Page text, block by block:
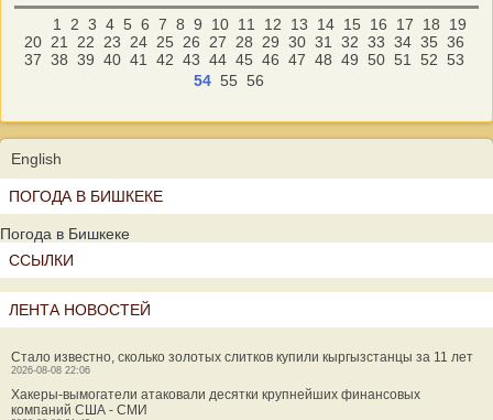
1 2 3 4 5 6 7 8 9 10 11 12 13 14 15 16 17 18
19
20 21 22 23 24 25 26 27 28 29 30 31 32 33 34 35 36
37 38 39 40 41 42 43 44 45 46 47 48 49 50 51 52 53
54 55 56
English
ПОГОДА В БИШКЕКЕ
Погода в Бишкеке
ССЫЛКИ
ЛЕНТА НОВОСТЕЙ
Стало известно, сколько золотых слитков купили кыргызстанцы за 11 лет
2026-08-08 22:06
Хакеры-вымогатели атаковали десятки крупнейших финансовых
компаний США - СМИ